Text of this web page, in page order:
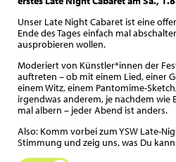
Unser Late Night Cabaret ist eine
Ende des Tages einfach mal
ausprobieren wollen.
Moderiert von Künstler*innen der
auftreten – ob mit einem Lied, einer
einem Witz, einem Pantomime-
irgendwas anderem, je nachdem wie
mal albern – jeder Abend ist anders.
Also: Komm vorbei zum YSW Late-
Stimmung und zeig uns, was Du